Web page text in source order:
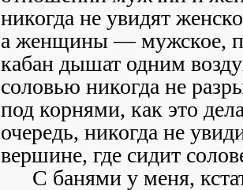
никогда не увидят
а женщины — мужское,
кабан дышат одним
соловью никогда не
под корнями, как это
очередь, никогда не
вершине, где сидит
С банями у меня,